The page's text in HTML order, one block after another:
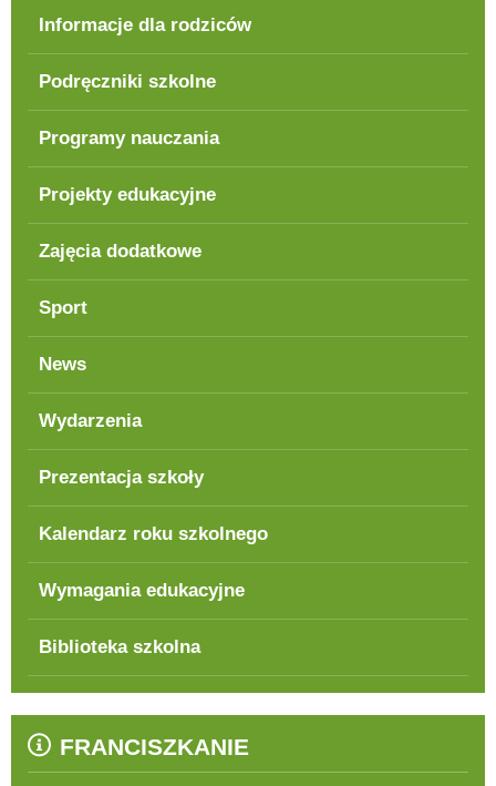
Informacje dla rodziców
Podręczniki szkolne
Programy nauczania
Projekty edukacyjne
Zajęcia dodatkowe
Sport
News
Wydarzenia
Prezentacja szkoły
Kalendarz roku szkolnego
Wymagania edukacyjne
Biblioteka szkolna
FRANCISZKANIE